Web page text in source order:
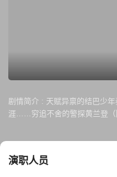
剧情简介 : 天赋异禀的结巴少
涯……穷追不舍的警探黄兰登（
能否躲避警察追捕、匪帮追杀
演职人员